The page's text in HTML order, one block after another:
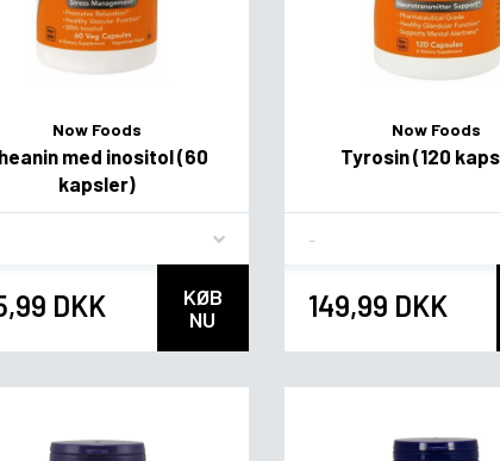
Now Foods
med inositol (60
kapsler)
DKK
KØB
NU
Now Foods
Tyrosin (120
149,99 DKK